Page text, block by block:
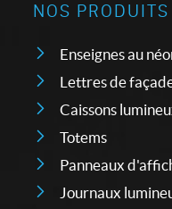
NOS PRODUITS
Enseignes au
Lettres de
Caissons
Totems
Panneaux
Journaux